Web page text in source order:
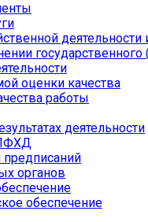
государственного
оценки качества
работы
деятельности
органов
обеспечение